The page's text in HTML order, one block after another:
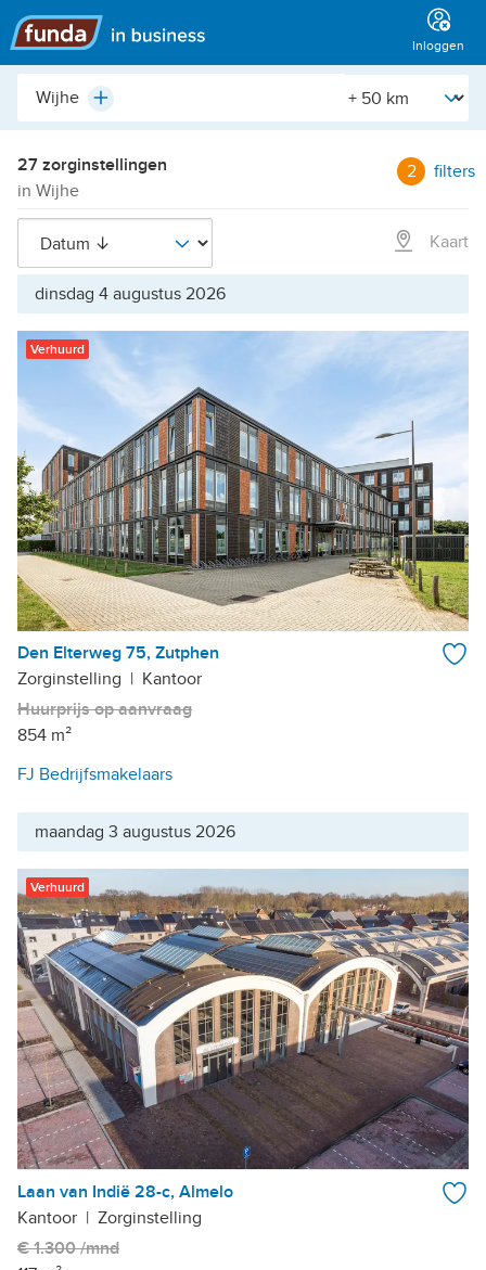
Hoofdmenu
Inloggen
Plaats,
buurt,
etc.
Plus [Straal]
27 zorginstellingen
in Wijhe
2 filters
Kaart
dinsdag 4 augustus 2026
Verhuurd
Den Elterweg 75, Zutphen
Zorginstelling | Kantoor
Huurprijs op aanvraag
854 m²
FJ Bedrijfsmakelaars
maandag 3 augustus 2026
Verhuurd
Laan van Indië 28-c, Almelo
Kantoor | Zorginstelling
€ 1.300 /mnd